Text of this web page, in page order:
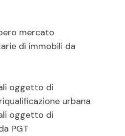
mercato
di immobili da
oggetto di
urbana
oggetto di
PGT